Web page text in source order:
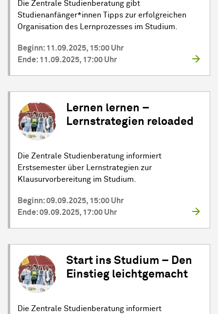
Die Zentrale Studienberatung gibt
Studienanfänger*innen Tipps zur erfolgreichen
Organisation des Lernprozesses im Studium.
Beginn: 11.09.2025, 15:00 Uhr
Ende: 11.09.2025, 17:00 Uhr
Lernen lernen –
Lernstrategien reloaded
Die Zentrale Studienberatung informiert
Erstsemester über Lernstrategien zur
Klausurvorbereitung im Studium.
Beginn: 09.09.2025, 15:00 Uhr
Ende: 09.09.2025, 17:00 Uhr
Start ins Studium – Den
Einstieg leichtgemacht
Die Zentrale Studienberatung informiert